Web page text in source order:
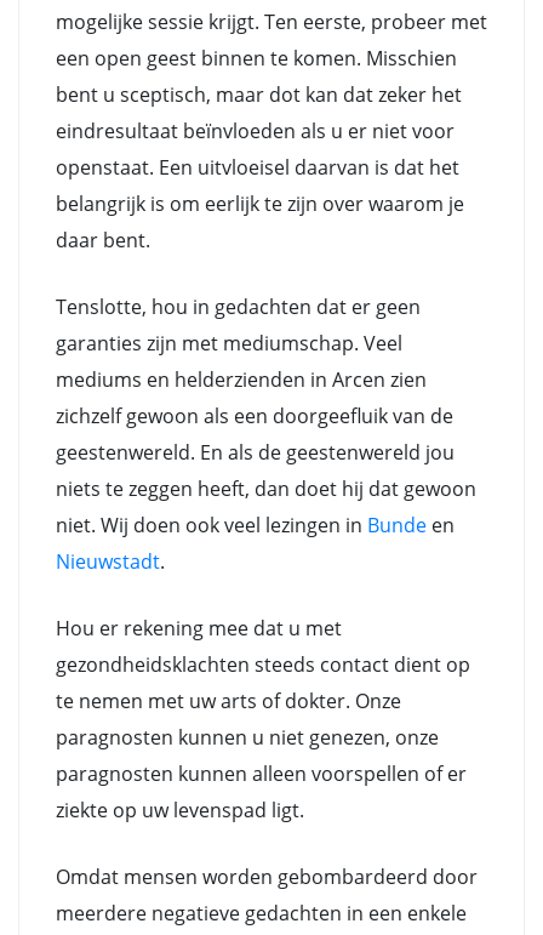
mogelijke sessie krijgt. Ten eerste, probeer met
een open geest binnen te komen. Misschien
bent u sceptisch, maar dot kan dat zeker het
eindresultaat beïnvloeden als u er niet voor
openstaat. Een uitvloeisel daarvan is dat het
belangrijk is om eerlijk te zijn over waarom je
daar bent.
Tenslotte, hou in gedachten dat er geen
garanties zijn met mediumschap. Veel
mediums en helderzienden in Arcen zien
zichzelf gewoon als een doorgeefluik van de
geestenwereld. En als de geestenwereld jou
niets te zeggen heeft, dan doet hij dat gewoon
niet. Wij doen ook veel lezingen in Bunde en
Nieuwstadt.
Hou er rekening mee dat u met
gezondheidsklachten steeds contact dient op
te nemen met uw arts of dokter. Onze
paragnosten kunnen u niet genezen, onze
paragnosten kunnen alleen voorspellen of er
ziekte op uw levenspad ligt.
Omdat mensen worden gebombardeerd door
meerdere negatieve gedachten in een enkele